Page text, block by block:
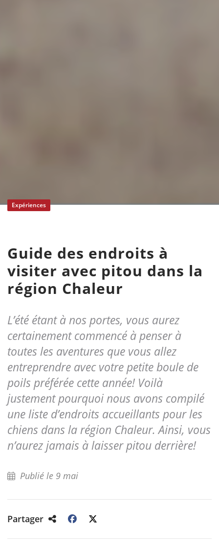
Expériences
Guide des endroits à
visiter avec pitou dans la
région Chaleur
L’été étant à nos portes, vous aurez
certainement commencé à penser à
toutes les aventures que vous allez
entreprendre avec votre petite boule de
poils préférée cette année! Voilà
justement pourquoi nous avons compilé
une liste d’endroits accueillants pour les
chiens dans la région Chaleur. Ainsi, vous
n’aurez jamais à laisser pitou derrière!
Publié le 9 mai
Partager